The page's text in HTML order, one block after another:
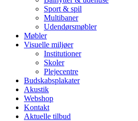
Sport & spil
Multibaner
Udendørsmøbler
Møbler
Visuelle miljøer
Institutioner
Skoler
Plejecentre
Budskabsplakater
Akustik
Webshop
Kontakt
Aktuelle tilbud